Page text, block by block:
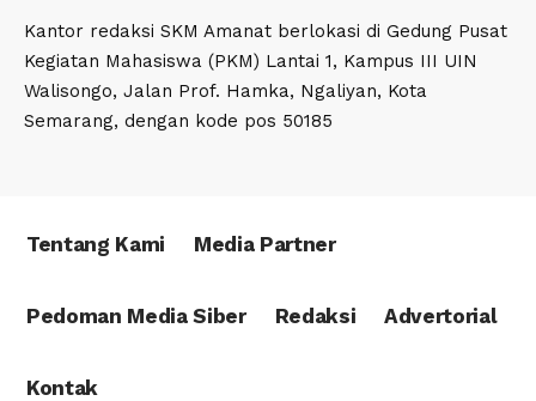
Kantor redaksi SKM Amanat berlokasi di Gedung Pusat
Kegiatan Mahasiswa (PKM) Lantai 1, Kampus III UIN
Walisongo, Jalan Prof. Hamka, Ngaliyan, Kota
Semarang, dengan kode pos 50185
Tentang Kami Media Partner
Pedoman Media Siber Redaksi Advertorial
Kontak